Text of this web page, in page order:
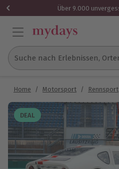
Über 9.000
Suche nach Erlebnissen,
Home / Motorsport / Rennsport
DEAL